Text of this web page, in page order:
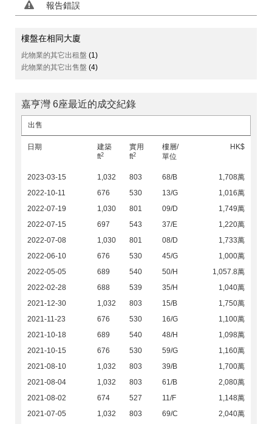
報告錯誤
樓盤在相同大廈
此物業的其它出租盤 (1)
此物業的其它出售盤 (4)
嘉亨灣 6座最近的成交紀錄
出售
日期
建築
ft2
實用
ft2
樓層/
單位
HK$
2023-03-15 1,032 803 68/B
1,708萬
2022-10-11
676 530 13/G
1,016萬
2022-07-19
1,030 801 09/D
1,749萬
2022-07-15
697 543 37/E
1,220萬
2022-07-08
1,030 801 08/D
1,733萬
2022-06-10
676 530 45/G
1,000萬
2022-05-05
689 540 50/H
1,057.8萬
2022-02-28
688 539 35/H
1,040萬
2021-12-30
1,032 803 15/B
1,750萬
2021-11-23
676 530 16/G
1,100萬
2021-10-18
689 540 48/H
1,098萬
2021-10-15
676 530 59/G
1,160萬
2021-08-10
1,032 803 39/B
1,700萬
2021-08-04
1,032 803 61/B
2,080萬
2021-08-02
674 527 11/F
1,148萬
2021-07-05
1,032 803 69/C 2,040萬